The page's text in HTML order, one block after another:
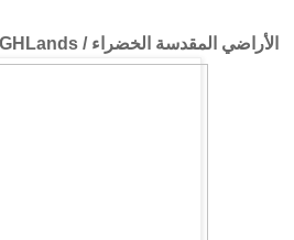
الأراضي المقدسة الخضراء / GHLands